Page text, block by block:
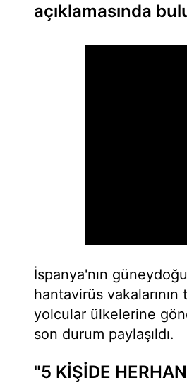
açıklamasında
İspanya'nın
hantavirüs
yolcular ülkelerine
son durum paylaşıldı.
"5 KİŞİDE